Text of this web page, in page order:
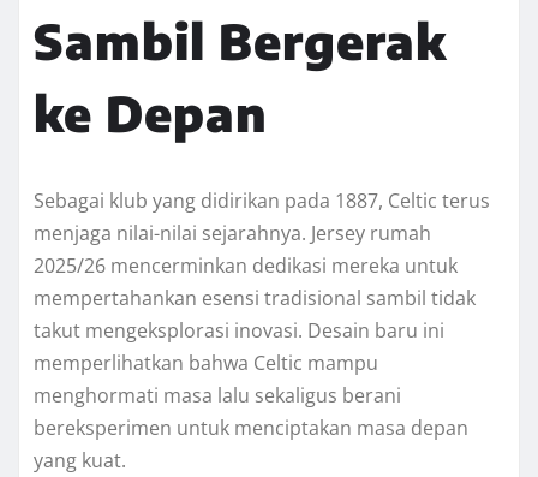
Sambil Bergerak
ke Depan
Sebagai klub yang didirikan pada 1887, Celtic terus
menjaga nilai-nilai sejarahnya. Jersey rumah
2025/26 mencerminkan dedikasi mereka untuk
mempertahankan esensi tradisional sambil tidak
takut mengeksplorasi inovasi. Desain baru ini
memperlihatkan bahwa Celtic mampu
menghormati masa lalu sekaligus berani
bereksperimen untuk menciptakan masa depan
yang kuat.